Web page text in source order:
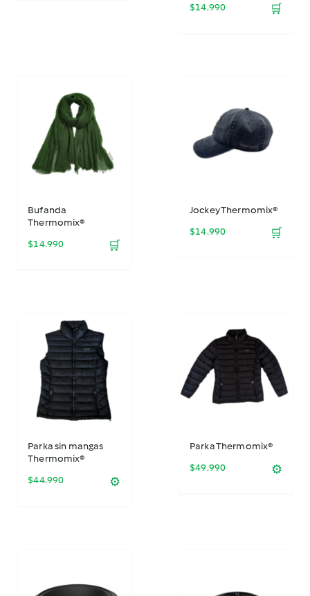
$14.990 🛒
Bufanda
Thermomix®
$14.990 🛒
Jockey Thermomix®
$14.990 🛒
Parka sin mangas
Thermomix®
$44.990 ⚙️
Parka Thermomix®
$49.990 ⚙️